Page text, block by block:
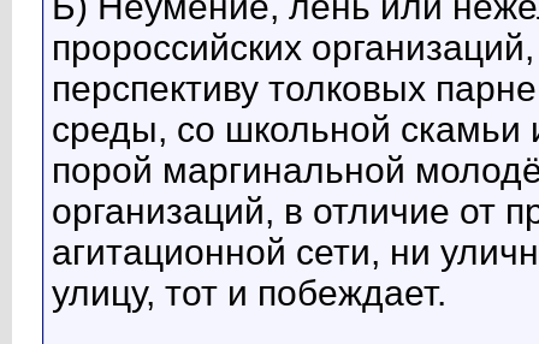
пророссийских
перспективу толковых
среды, со школьной
порой маргинальной
организаций, в отличие от
агитационной сети, ни
улицу, тот и побеждает.